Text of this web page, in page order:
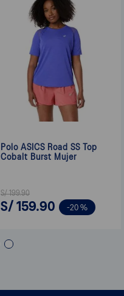
Polo ASICS Road SS Top
Cobalt Burst Mujer
S/ 199.90
S/ 159.90 -20 %